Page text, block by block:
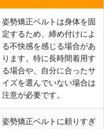
姿勢矯正ベルトは身体を固
定するため、締め付けによ
る不快感を感じる場合があ
ります。特に長時間着用す
る場合や、自分に合ったサ
イズを選んでいない場合は
注意が必要です。
姿勢矯正ベルトに頼りすぎ